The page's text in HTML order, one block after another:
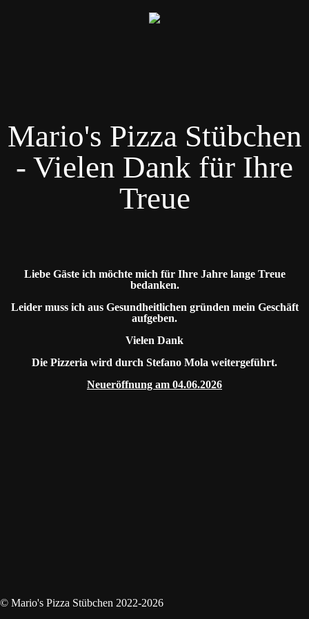
Mario's Pizza Stübchen
- Vielen Dank für Ihre
Treue
Liebe Gäste ich möchte mich für Ihre Jahre lange Treue
bedanken.
Leider muss ich aus Gesundheitlichen gründen mein Geschäft
aufgeben.
Vielen Dank
Die Pizzeria wird durch Stefano Mola weitergeführt.
Neueröffnung am 04.06.2026
© Mario's Pizza Stübchen 2022-2026